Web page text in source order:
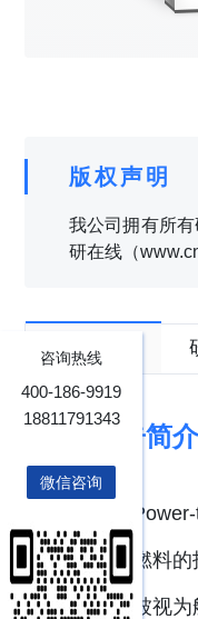
版权声明
我公司拥有所
研在线（
报告目录
报告简介
烃类燃料的
因此被视
咨询热线
400-186-9919
18811791343
微信咨询